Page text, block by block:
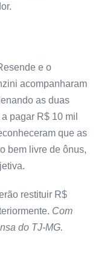
e o
acompanharam
as duas
pagar R$ 10 mil
que as
bem livre de ônus,
restituir R$
Com
do TJ-MG.